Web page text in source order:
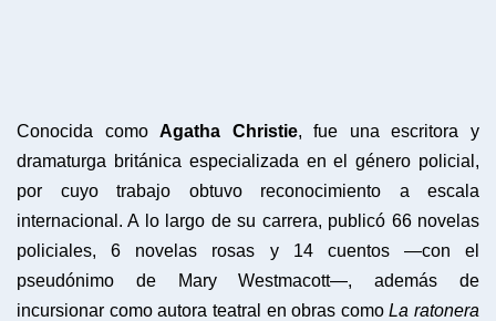
Conocida comoAgatha Christie, fue una escritora y
dramaturga británica especializada en el género policial,
por cuyo trabajo obtuvo reconocimiento a escala
internacional. A lo largo de su carrera, publicó 66 novelas
policiales, 6 novelas rosas y 14 cuentos —con el
pseudónimo de Mary Westmacott—, además de
incursionar como autora teatral en obras comoLa ratonera